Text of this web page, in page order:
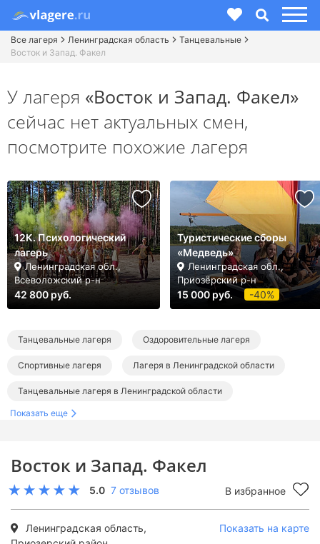
Все лагеря Ленинградская область
Танцевальные
Восток и Запад. Факел
Восток и Запад. Факел
5.0 7 отзывов В избранное
Ленинградская область,
Показать на карте
У лагеря «Восток и Запад. Факел»
сейчас нет актуальных смен,
посмотрите похожие лагеря
12К. Психологический
лагерь
Ленинградская обл.,
Всеволожский р-н
42 800 руб.
Туристические сборы
«Медведь»
Ленинградская обл.,
Приозёрский р-н
15 000 руб. -40%
Танцевальные лагеря Оздоровительные лагеря
Спортивные лагеря Лагеря в Ленинградской области
Танцевальные лагеря в Ленинградской области
Оздоровительные лагеря в Ленинградской области
Показать еще